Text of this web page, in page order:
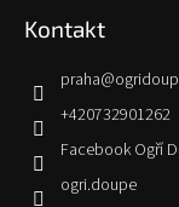
Kontakt
praha@
+420732901262
Facebook Ogří
ogri.doupe